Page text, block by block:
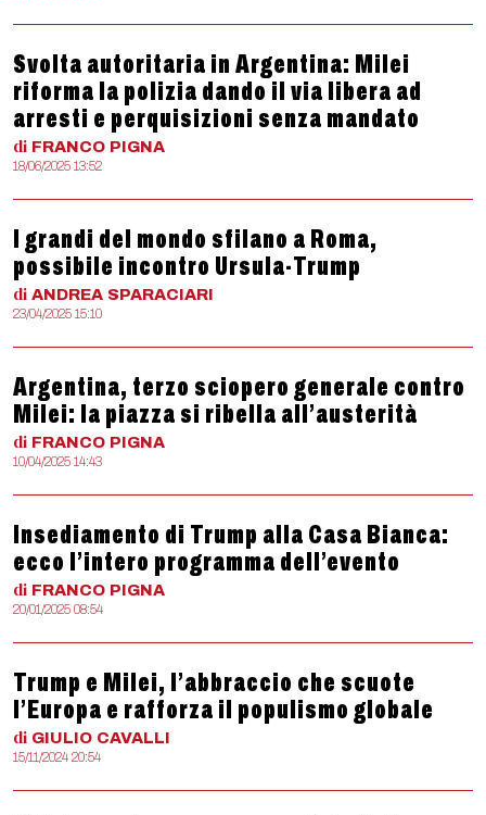
Svolta autoritaria in Argentina: Milei
riforma la polizia dando il via libera ad
arresti e perquisizioni senza mandato
di FRANCO PIGNA
18/06/2025 13:52
I grandi del mondo sfilano a Roma,
possibile incontro Ursula-Trump
di ANDREA SPARACIARI
23/04/2025 15:10
Argentina, terzo sciopero generale contro
Milei: la piazza si ribella all’austerità
di FRANCO PIGNA
10/04/2025 14:43
Insediamento di Trump alla Casa Bianca:
ecco l’intero programma dell’evento
di FRANCO PIGNA
20/01/2025 08:54
Trump e Milei, l’abbraccio che scuote
l’Europa e rafforza il populismo globale
di GIULIO CAVALLI
15/11/2024 20:54